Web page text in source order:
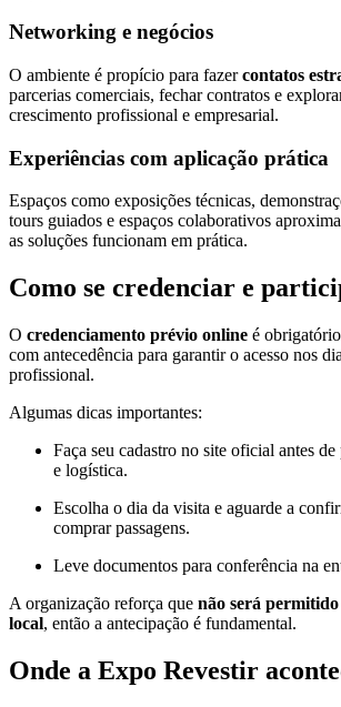
Networking e negócios
O ambiente é propício para fazercontatos
parcerias comerciais, fechar contratos e
crescimento profissional e empresarial.
Experiências com aplicação prática
Espaços como exposições técnicas,
tours guiados e espaços colaborativos
as soluções funcionam em prática.
Como se credenciar e
O credenciamento prévio online é
com antecedência para garantir o acesso nos
profissional.
Algumas dicas importantes:
Faça seu cadastro no site oficial antes
e logística.
Escolha o dia da visita e aguarde a
comprar passagens.
Leve documentos para conferência na
A organização reforça que não será
local, então a antecipação é fundamental.
Onde a Expo Revestir